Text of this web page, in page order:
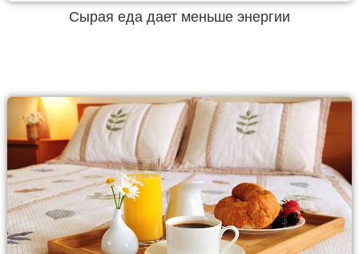
Сырая еда дает меньше энергии